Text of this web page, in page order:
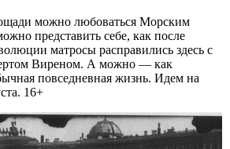
можно любоваться Морским
представить себе, как после
матросы расправились здесь с
Виреном. А можно — как
повседневная жизнь. Идем на
16+